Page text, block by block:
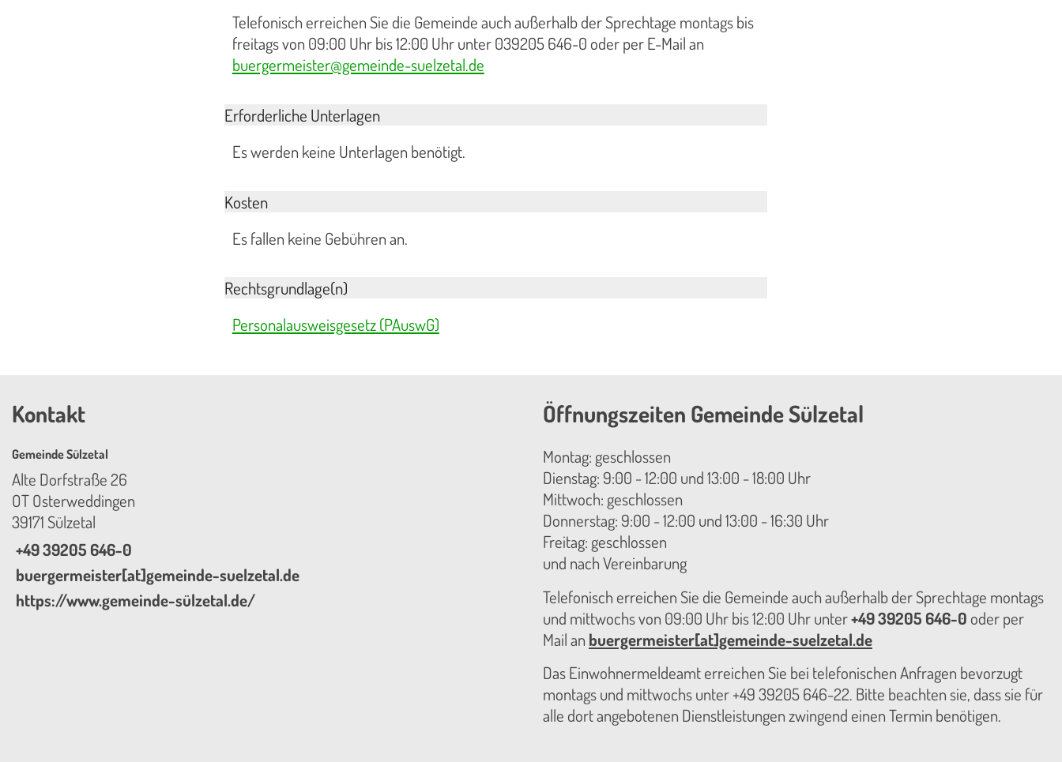
Telefonisch erreichen Sie die Gemeinde auch außerhalb der Sprechtage montags bis
freitags von 09:00 Uhr bis 12:00 Uhr unter 039205 646-0 oder per E-Mail an
buergermeister@gemeinde-suelzetal.de
Erforderliche Unterlagen
Es werden keine Unterlagen benötigt.
Kosten
Es fallen keine Gebühren an.
Rechtsgrundlage(n)
Personalausweisgesetz (PAuswG)
Kontakt
Gemeinde Sülzetal
Alte Dorfstraße 26
OT Osterweddingen
39171 Sülzetal
+49 39205 646-0
buergermeister[at]gemeinde-suelzetal.de
https://www.gemeinde-sülzetal.de/
Öffnungszeiten Gemeinde Sülzetal
Montag: geschlossen
Dienstag: 9:00 - 12:00 und 13:00 - 18:00 Uhr
Mittwoch: geschlossen
Donnerstag: 9:00 - 12:00 und 13:00 - 16:30 Uhr
Freitag: geschlossen
und nach Vereinbarung
Telefonisch erreichen Sie die Gemeinde auch außerhalb der Sprechtage montags
und mittwochs von 09:00 Uhr bis 12:00 Uhr unter+49 39205 646-0 oder per
Mail an buergermeister[at]gemeinde-suelzetal.de
Das Einwohnermeldeamt erreichen Sie bei telefonischen Anfragen bevorzugt
montags und mittwochs unter +49 39205 646-22. Bitte beachten sie, dass sie für
alle dort angebotenen Dienstleistungen zwingend einen Termin benötigen.